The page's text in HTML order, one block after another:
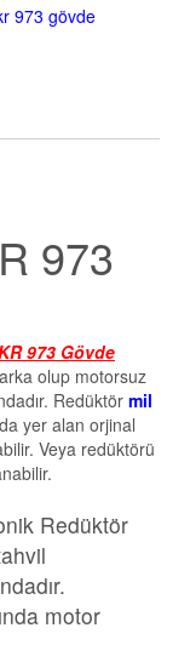
973 gövde
973
973 Gövde
olup motorsuz
Redüktör mil
yer alan orjinal
Veya redüktörü
Redüktör
motor